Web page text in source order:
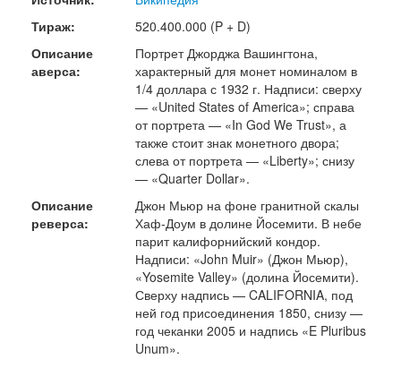
Тираж:
520.400.000 (P + D)
Описание
аверса:
Портрет Джорджа Вашингтона,
характерный для монет номиналом в
1/4 доллара с 1932 г. Надписи: сверху
— «United States of America»; справа
от портрета — «In God We Trust», а
также стоит знак монетного двора;
слева от портрета — «Liberty»; снизу
— «Quarter Dollar».
Описание
реверса:
Джон Мьюр на фоне гранитной скалы
Хаф-Доум в долине Йосемити. В небе
парит калифорнийский кондор.
Надписи: «John Muir» (Джон Мьюр),
«Yosemite Valley» (долина Йосемити).
Сверху надпись — CALIFORNIA, под
ней год присоединения 1850, снизу —
год чеканки 2005 и надпись «E Pluribus
Unum».